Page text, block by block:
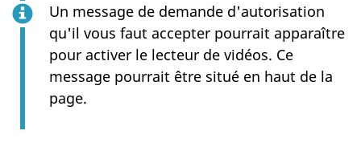
Un message de demande d'autorisation
qu'il vous faut accepter pourrait apparaître
pour activer le lecteur de vidéos. Ce
message pourrait être situé en haut de la
page.